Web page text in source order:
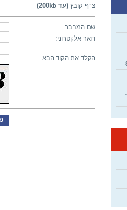
העליה הגדולה 12/1947 -
צרף קובץ (עד 200kb)
שם המחבר:
דואר אלקטרוני:
הקלד את הקוד הבא: